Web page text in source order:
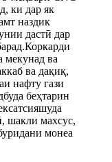
ки дар як
наздик
дастӣ дар
мекунад ва
ва дақиқ,
нафту гази
беҳтарин
шакли махсус,
монеа